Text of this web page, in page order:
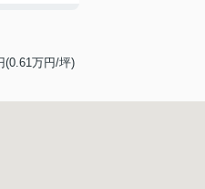
(0.61万円/坪)